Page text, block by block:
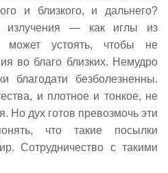
и близкого, и дальнего?
излучения — как иглы из
устоять, чтобы не
во благо близких. Немудро
благодати безболезненны.
и плотное и тонкое, не
Но дух готов превозмочь эти
что такие посылки
Сотрудничество с такими